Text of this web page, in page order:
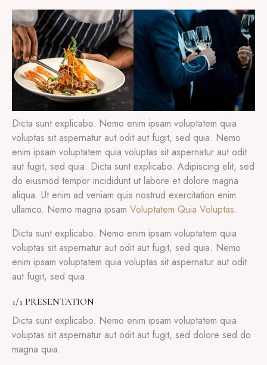
Dicta sunt explicabo. Nemo enim ipsam voluptatem quia
voluptas sit aspernatur aut odit aut fugit, sed quia. Nemo
enim ipsam voluptatem quia voluptas sit aspernatur aut odit
aut fugit, sed quia. Dicta sunt explicabo. Adipiscing elit, sed
do eiusmod tempor incididunt ut labore et dolore magna
aliqua. Ut enim ad veniam quis nostrud exercitation enim
ullamco. Nemo magna ipsam Voluptatem Quia Voluptas.
Dicta sunt explicabo. Nemo enim ipsam voluptatem quia
voluptas sit aspernatur aut odit aut fugit, sed quia. Nemo
enim ipsam voluptatem quia voluptas sit aspernatur aut odit
aut fugit, sed quia.
1/1 PRESENTATION
Dicta sunt explicabo. Nemo enim ipsam voluptatem quia
voluptas sit aspernatur aut odit aut fugit, sed dolore sed do
magna quia.